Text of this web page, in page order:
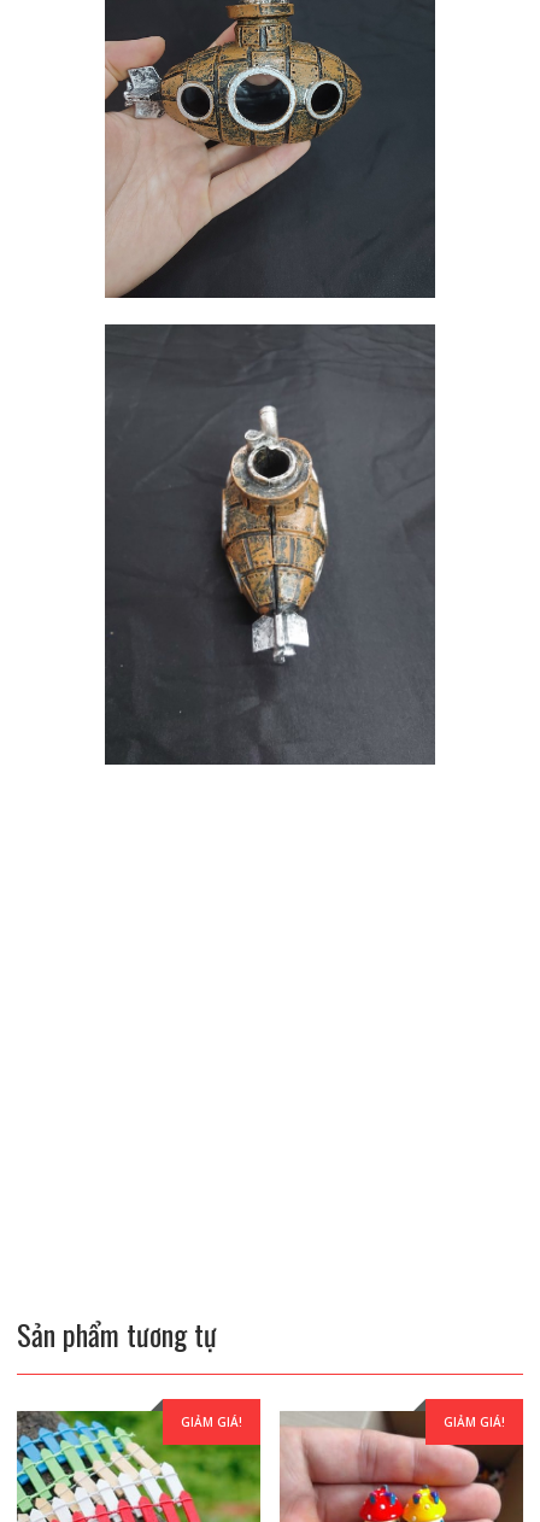
Sản phẩm tương tự
GIẢM GIÁ! GIẢM GIÁ!